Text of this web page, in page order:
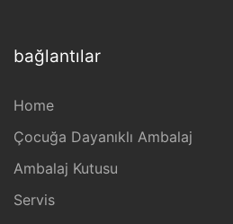
bağlantılar
Home
Çocuğa Dayanıklı Ambalaj
Ambalaj Kutusu
Servis